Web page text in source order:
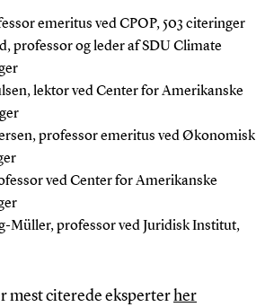
emeritus ved CPOP, 503 citeringer
professor og leder af SDU Climate
lektor ved Center for Amerikanske
professor emeritus ved Økonomisk
ved Center for Amerikanske
Müller, professor ved Juridisk Institut,
mest citerede eksperter her